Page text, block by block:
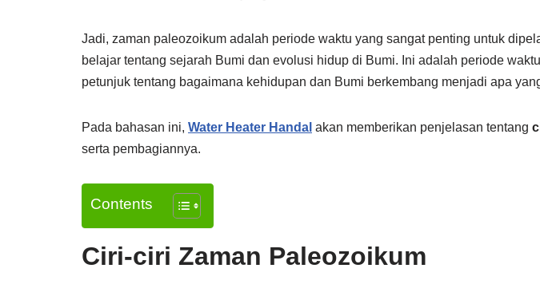
Jadi, zaman paleozoikum adalah periode waktu yang sangat penting untuk
belajar tentang sejarah Bumi dan evolusi hidup di Bumi. Ini adalah periode
petunjuk tentang bagaimana kehidupan dan Bumi berkembang menjadi apa
Pada bahasan ini, Water Heater Handal akan memberikan penjelasan tentang
serta pembagiannya.
Contents
Ciri-ciri Zaman Paleozoikum